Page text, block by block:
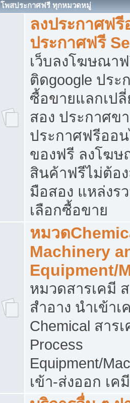
โพสประกาศฟรี ทุกหมวดหมู่
ลงประกาศฟ
ประกาศฟรี
เว็บลงโฆษณา
ติดgoogle ปร
ซื้อขายแลกเป
สอง ประกาศข
ประกาศฟรีออ
ของฟรี ลงโฆ
สินค้าฟรีไม่ต้อ
มือสอง แหล่งร
เลือกซื้อขาย
หมวด
Machinery
Equipment/
หมวดสารเคมี
สำอาง นำเข้
Chemical สาร
Process
Equipment/
เข้า-ส่งออก เ